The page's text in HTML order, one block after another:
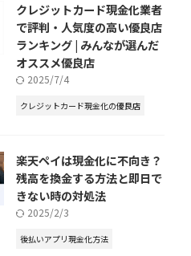
クレジットカード現金化業者
で評判・人気度の高い優良店
ランキング | みんなが選んだ
オススメ優良店
2025/7/4
クレジットカード現金化の優良店
楽天ペイは現金化に不向き？
残高を換金する方法と即日で
きない時の対処法
2025/2/3
後払いアプリ現金化方法